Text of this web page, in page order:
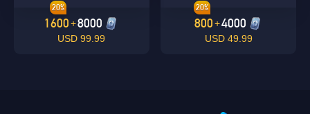
4000
+
800
20%
49.99 USD
8000
+
1600
20%
99.99 USD